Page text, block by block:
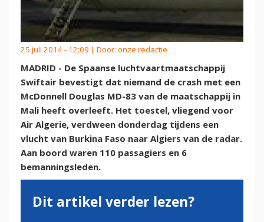
25 juli 2014 - 12:09 | Door: onze redactie
MADRID - De Spaanse luchtvaartmaatschappij
Swiftair bevestigt dat niemand de crash met een
McDonnell Douglas MD-83 van de maatschappij in
Mali heeft overleeft. Het toestel, vliegend voor
Air Algerie, verdween donderdag tijdens een
vlucht van Burkina Faso naar Algiers van de radar.
Aan boord waren 110 passagiers en 6
bemanningsleden.
Dit artikel verder lezen?